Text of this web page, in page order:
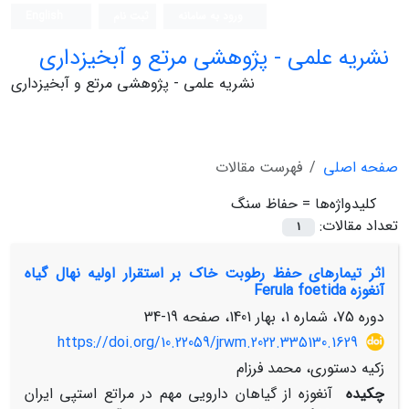
نشریه علمی - پژوهشی مرتع و آبخیزداری
نشریه علمی - پژوهشی مرتع و آبخیزداری
صفحه اصلی
فهرست مقالات
کلیدواژه‌ها = حفاظ سنگ
تعداد مقالات:
1
اثر تیمارهای حفظ رطوبت خاک بر استقرار اولیه نهال گیاه
آنغوزه Ferula foetida
دوره 75، شماره 1، بهار 1401، صفحه
19-34
https://doi.org/10.22059/jrwm.2022.335130.1629
زکیه دستوری، محمد فرزام
چکیده
آنغوزه از گیاهان دارویی مهم در مراتع استپی ایران